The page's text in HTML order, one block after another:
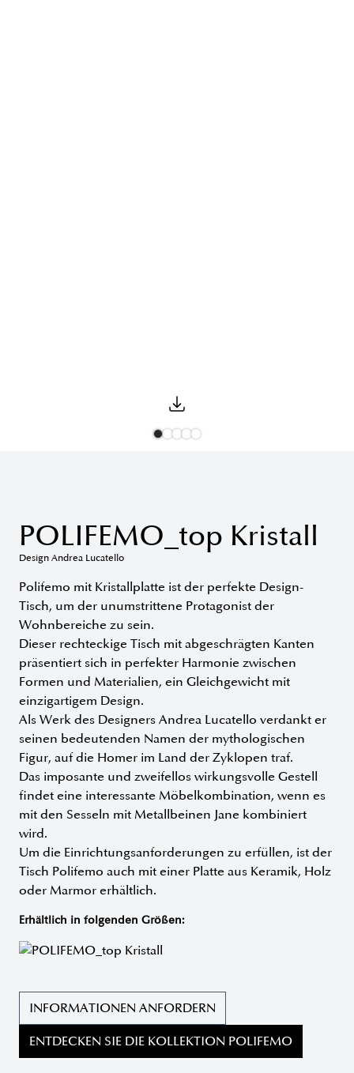
POLIFEMO_top Kristall
Design Andrea Lucatello
Polifemo mit Kristallplatte ist der perfekte Design-
Tisch, um der unumstrittene Protagonist der
Wohnbereiche zu sein.
Dieser rechteckige Tisch mit abgeschrägten Kanten
präsentiert sich in perfekter Harmonie zwischen
Formen und Materialien, ein Gleichgewicht mit
einzigartigem Design.
Als Werk des Designers Andrea Lucatello verdankt er
seinen bedeutenden Namen der mythologischen
Figur, auf die Homer im Land der Zyklopen traf.
Das imposante und zweifellos wirkungsvolle Gestell
findet eine interessante Möbelkombination, wenn es
mit den Sesseln mit Metallbeinen Jane kombiniert
wird.
Um die Einrichtungsanforderungen zu erfüllen, ist der
Tisch Polifemo auch mit einer Platte aus Keramik, Holz
oder Marmor erhältlich.
Erhältlich in folgenden Größen:
INFORMATIONEN ANFORDERN
ENTDECKEN SIE DIE KOLLEKTION POLIFEMO